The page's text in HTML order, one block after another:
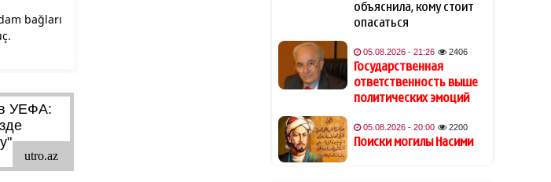
Захарова обвинила Макрона
Украины к терактам против
россиян
Трамп: Я предпочел бы
09:00
Пезешкиан: Они
планировали захватить
объяснила, кому стоит
опасаться
05.08.2026 - 21:26 2406
Государственная
ответственность выше
политических эмоций
05.08.2026 - 20:00 2200
Поиски могилы Насими